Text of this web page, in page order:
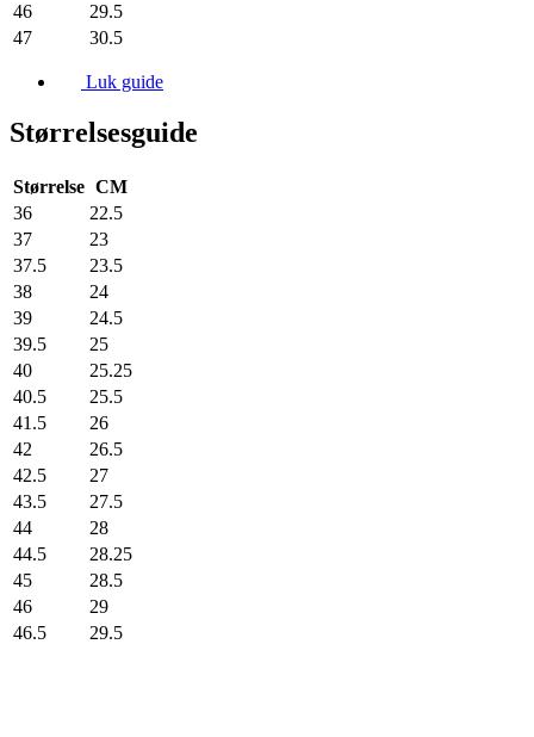
46
29.5
47
30.5
Luk guide
Størrelsesguide
Størrelse CM
36
22.5
37
23
37.5
23.5
38
24
39
24.5
39.5
25
40
25.25
40.5
25.5
41.5
26
42
26.5
42.5
27
43.5
27.5
44
28
44.5
28.25
45
28.5
46
29
46.5
29.5